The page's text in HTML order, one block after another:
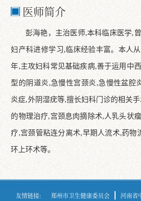
医师简介
彭海艳，主治医师,本科临床医学,曾
妇产科进修学习,临床经验丰富。本人
年,主攻妇科常见基础疾病,善于运用中
型的阴道炎,急慢性宫颈炎,急慢性盆腔
炎症,外阴湿疣等,擅长妇科门诊的相关
的物理治疗,宫颈息肉摘除术,人乳头状
疗,宫颈管粘连分离术,早期人流术,药物
环上环术等。
友情链接: 郑州市卫生健康委员会
河南省